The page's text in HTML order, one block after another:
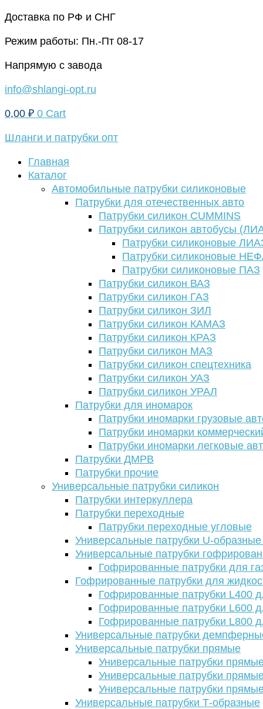
Перейти
содержимому
Доставка по РФ и СНГ
Режим работы: Пн.-Пт 08-17
Напрямую с завода
info@shlangi-opt.ru
0,00 ₽ 0 Cart
Шланги и патрубки опт
Главная
Каталог
Автомобильные патрубки силиконовые
Патрубки для отечественных авто
Патрубки силикон CUMMINS
Патрубки силикон автобусы
Патрубки силиконовые
Патрубки силиконовые
Патрубки силиконовые ПАЗ
Патрубки силикон ВАЗ
Патрубки силикон ГАЗ
Патрубки силикон ЗИЛ
Патрубки силикон КАМАЗ
Патрубки силикон КРАЗ
Патрубки силикон МАЗ
Патрубки силикон спецтехника
Патрубки силикон УАЗ
Патрубки силикон УРАЛ
Патрубки для иномарок
Патрубки иномарки грузовые
Патрубки иномарки
Патрубки иномарки легковые
Патрубки ДМРВ
Патрубки прочие
Универсальные патрубки силикон
Патрубки интеркуллера
Патрубки переходные
Патрубки переходные угловые
Универсальные патрубки U-
Универсальные патрубки
Гофрированные патрубки для
Гофрированные патрубки для
Гофрированные патрубки L400
Гофрированные патрубки L600
Гофрированные патрубки L800
Универсальные патрубки
Универсальные патрубки прямые
Универсальные патрубки
Универсальные патрубки
Универсальные патрубки
Универсальные патрубки Т-образные